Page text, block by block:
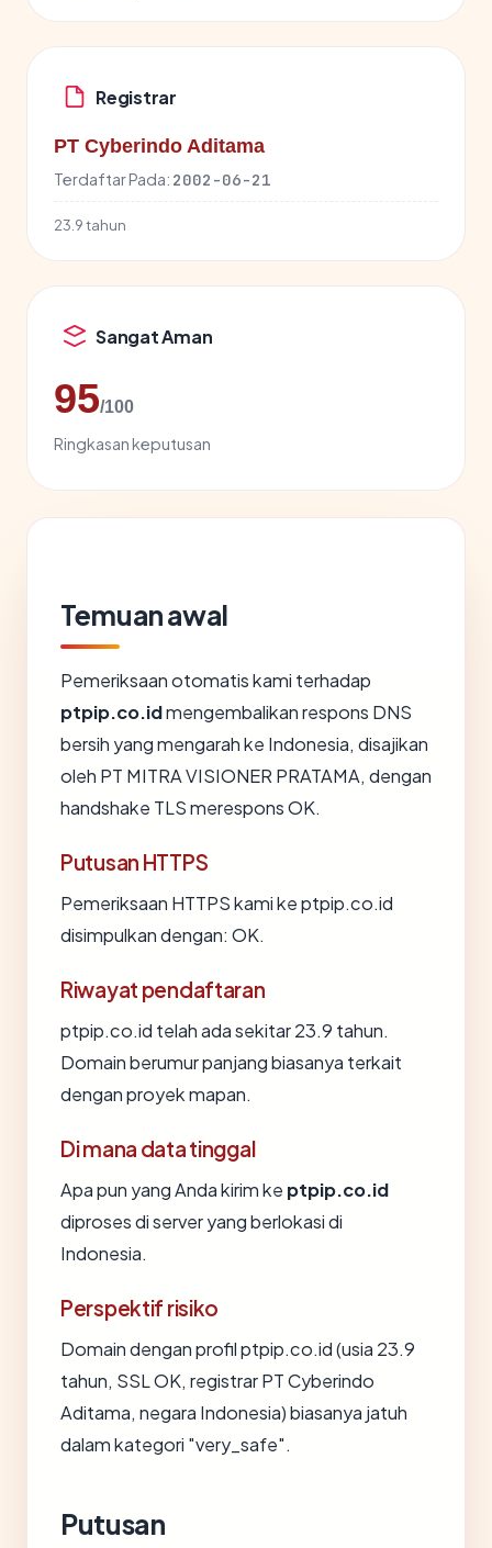
Registrar
PT Cyberindo Aditama
Terdaftar Pada: 2002-06-21
23.9 tahun
Sangat Aman
95/100
Ringkasan keputusan
Temuan awal
Pemeriksaan otomatis kami terhadap
ptpip.co.idmengembalikan respons DNS
bersih yang mengarah ke Indonesia, disajikan
oleh PT MITRA VISIONER PRATAMA, dengan
handshake TLS merespons OK.
Putusan HTTPS
Pemeriksaan HTTPS kami ke ptpip.co.id
disimpulkan dengan: OK.
Riwayat pendaftaran
ptpip.co.id telah ada sekitar 23.9 tahun.
Domain berumur panjang biasanya terkait
dengan proyek mapan.
Di mana data tinggal
Apa pun yang Anda kirim ke ptpip.co.id
diproses di server yang berlokasi di
Indonesia.
Perspektif risiko
Domain dengan profil ptpip.co.id (usia 23.9
tahun, SSL OK, registrar PT Cyberindo
Aditama, negara Indonesia) biasanya jatuh
dalam kategori "very_safe".
Putusan